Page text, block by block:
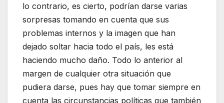
lo contrario, es cierto, podrían darse varias
sorpresas tomando en cuenta que sus
problemas internos y la imagen que han
dejado soltar hacia todo el país, les está
haciendo mucho daño. Todo lo anterior al
margen de cualquier otra situación que
pudiera darse, pues hay que tomar siempre en
cuenta las circunstancias políticas que también